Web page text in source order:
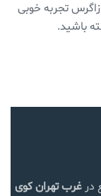
تجربه خوبی
باشید.
در غرب تهرانکوی